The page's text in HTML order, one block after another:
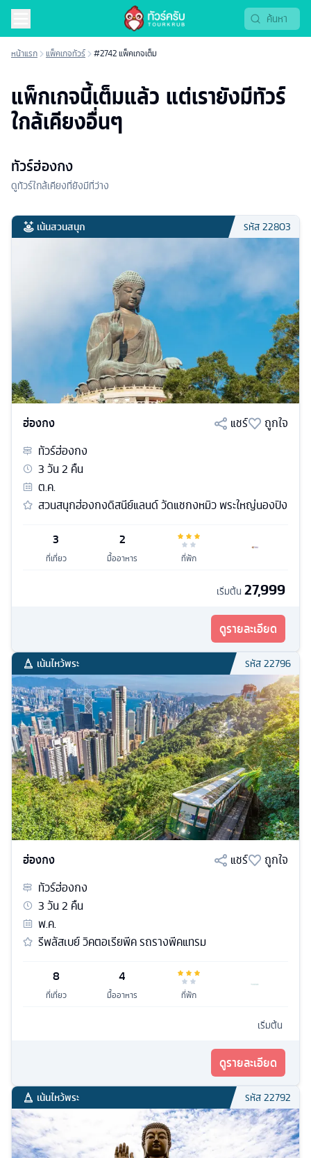
หน้าแรก แพ็คเกจทัวร์ #2742 แพ็คเกจเต็ม
แพ็กเกจนี้เต็มแล้ว แต่เรายังมีทัวร์
ใกล้เคียงอื่นๆ
ทัวร์ฮ่องกง
ดูทัวร์ใกล้เคียงที่ยังมีที่ว่าง
เน้นสวนสนุก รหัส22803
ฮ่องกง แชร์
ถูกใจ
ทัวร์ฮ่องกง
3วัน2 คืน
ต.ค.
สวนสนุกฮ่องกงดิสนีย์แลนด์ วัดแชกงหมิว พระใหญ่นองปิง
3
ที่เที่ยว
2
มื้ออาหาร ที่พัก
เริ่มต้น 27,999
ดูรายละเอียด
เน้นไหว้พระ รหัส22796
ฮ่องกง แชร์
ถูกใจ
ทัวร์ฮ่องกง
3วัน2 คืน
พ.ค.
รีพลัสเบย์ วิคตอเรียพีค รถรางพีคแทรม
8
ที่เที่ยว
4
มื้ออาหาร ที่พัก
เริ่มต้น
ดูรายละเอียด
เน้นไหว้พระ รหัส22792